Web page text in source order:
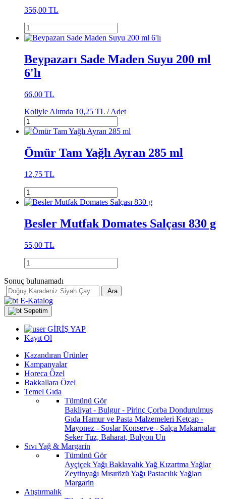
356,00 TL
Beypazarı Sade Maden Suyu 200 ml
6'lı
66,00 TL
Koliyle Alımda 10,25 TL /Adet
Ömür Tam Yağlı Ayran 285 ml
12,75 TL
Besler Mutfak Domates Salçası 830 g
55,00 TL
Sonuç bulunamadı
Ara
E-Katalog
Sepetim
GİRİŞ YAP
Kayıt Ol
Kazandıran Ürünler
Kampanyalar
Horeca Özel
Bakkallara Özel
Temel Gıda
Tümünü Gör
Bakliyat - Bulgur - Pirinç Çorba Dondurulmuş
Gıda Hamur ve Pasta Malzemeleri Ketçap -
Mayonez - SoslarKonserve - Salça Makarnalar
ŞekerTuz, Baharat, Bulyon Un
Sıvı Yağ & Margarin
Tümünü Gör
Ayçiçek Yağı Baklavalık Yağ Kızartma Yağlar
Zeytinyağı Mısırözü Yağı Pastacılık Yağları
Margarin
Atıştırmalık